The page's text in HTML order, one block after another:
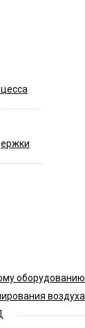
оборудованию
воздуха